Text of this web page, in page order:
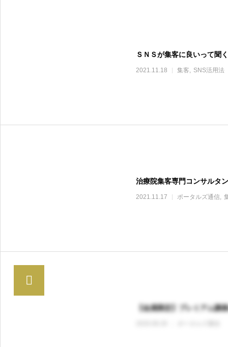
ＳＮＳが集客に良いって聞
2021.11.18 集客 SNS活用法
治療院集客専門コンサルタ
2021.11.17 ポータルズ通信
【会員限定】プレミアム講